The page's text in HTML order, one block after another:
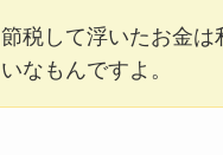
節税して浮いたお金は
いなもんですよ。